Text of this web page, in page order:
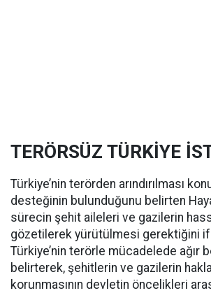
TERÖRSÜZ TÜRKİYE
Türkiye’nin terörden arındırılması
desteğinin bulunduğunu belirten
sürecin şehit aileleri ve gazilerin
gözetilerek yürütülmesi gerektiğini
Türkiye’nin terörle mücadelede ağır
belirterek, şehitlerin ve gazilerin
korunmasının devletin öncelikleri